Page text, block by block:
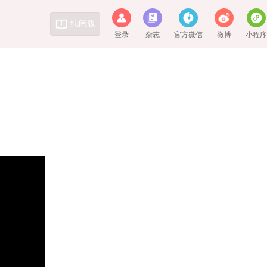
纯阅版
登录 杂志 官方微信 微博 小程序